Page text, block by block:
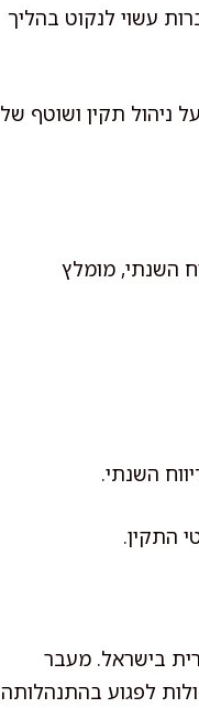
עשוי לנקוט בהליך
ניהול תקין ושוטף של
השנתי, מומלץ
השנתי.
התקין.
בישראל. מעבר
לפגוע בהתנהלותה